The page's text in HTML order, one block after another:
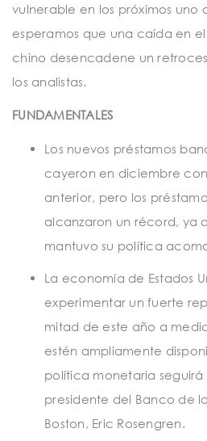
vulnerable en los próximos uno
esperamos que una caída en
chino desencadene un
los analistas.
FUNDAMENTALES
Los nuevos préstamos
cayeron en diciembre
anterior, pero los
alcanzaron un récord, ya
mantuvo su política
La economía de Estados
experimentar un fuerte
mitad de este año a
estén ampliamente
política monetaria seguirá
presidente del Banco de
Boston, Eric Rosengren.